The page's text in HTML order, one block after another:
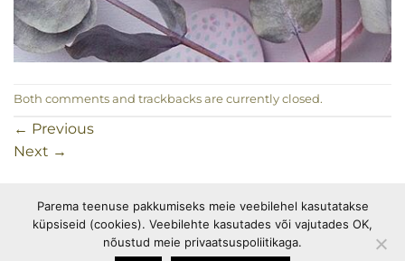
Both comments and trackbacks are currently closed.
← Previous
Next →
PEOTARBED OSTUINFO
PRIVAATSUSPOLIITIKA
KÜPSISEPOLIITIKA
Parema teenuse pakkumiseks meie veebilehel kasutatakse
küpsiseid (cookies). Veebilehte kasutades või vajutades OK,
nõustud meie privaatsuspoliitikaga.